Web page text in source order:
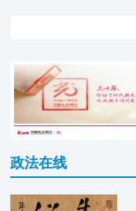
政法在线